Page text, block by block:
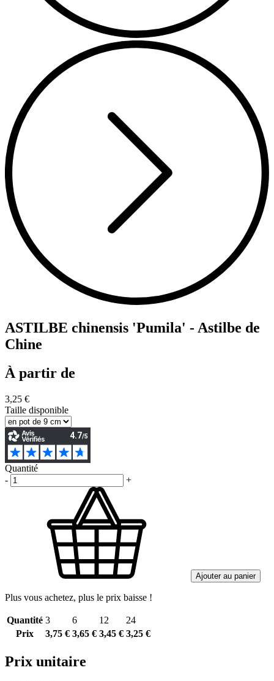
ASTILBE chinensis 'Pumila' - Astilbe de
Chine
À partir de
3,25 €
Taille disponible
Quantité
-
+
Ajouter au panier
Plus vous achetez, plus le prix baisse !
Quantité 3 6 12
24
Prix
3,75 € 3,65 € 3,45 € 3,25 €
Prix unitaire